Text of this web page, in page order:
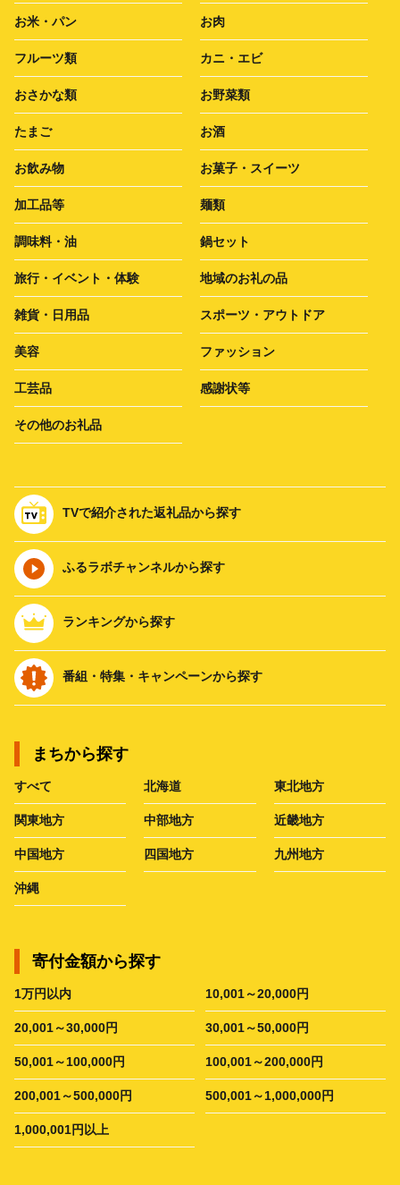
お米・パン お肉
フルーツ類 カニ・エビ
おさかな類 お野菜類
たまご お酒
お飲み物 お菓子・スイーツ
加工品等 麺類
調味料・油 鍋セット
旅行・イベント・体験 地域のお礼の品
雑貨・日用品 スポーツ・アウトドア
美容 ファッション
工芸品 感謝状等
その他のお礼品
TVで紹介された返礼品から探す
ふるラボチャンネルから探す
ランキングから探す
番組・特集・キャンペーンから探す
まちから探す
すべて 北海道 東北地方
関東地方 中部地方 近畿地方
中国地方 四国地方 九州地方
沖縄
寄付金額から探す
1万円以内 10,001～20,000円
20,001～30,000円 30,001～50,000円
50,001～100,000円 100,001～200,000円
200,001～500,000円 500,001～1,000,000円
1,000,001円以上